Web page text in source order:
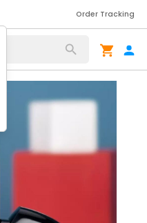
Order Tracking